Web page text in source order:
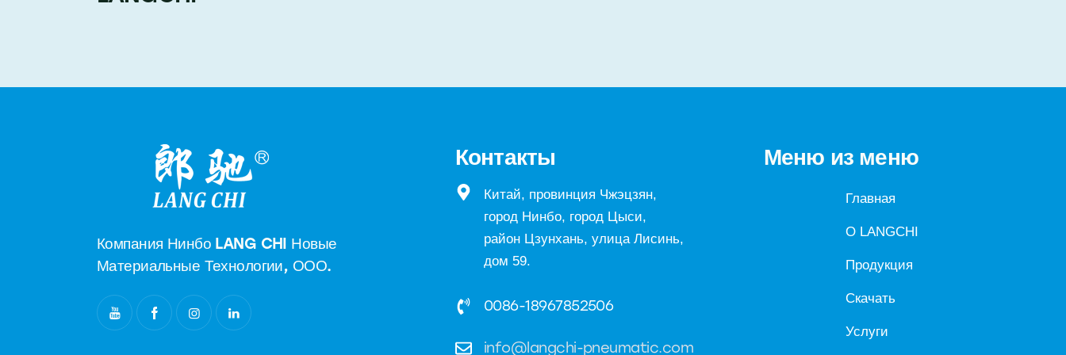
Компания Нинбо LANG CHI Новые
Материальные Технологии, ООО.
Контакты
Китай, провинция Чжэцзян,
город Нинбо, город Цыси,
район Цзунхань, улица Лисинь,
дом 59.
0086-18967852506
info@langchi-pneumatic.com
Меню из меню
Главная
О LANGCHI
Продукция
Скачать
Услуги